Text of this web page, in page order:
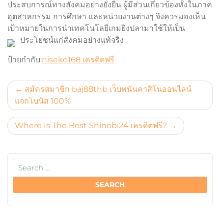
ประสบการณ์ทางสังคมอย่างยั่งยืน ผู้มีส่วนเกี่ยวข้องทั้งในภาค
อุตสาหกรรม การศึกษา และหน่วยงานต่างๆ จึงควรมองเห็น
เป้าหมายในการนำเทคโนโลยีเกมยิงปลามาใช้ให้เป็น
ประโยชน์แก่สังคมอย่างแท้จริง
ป้ายกำกับ:niseko168 เครดิตฟรี
แนะแนว
เรื่อง
สมัครสมาชิก baj88thb เว็บพนันคาสิโนออนไลน์
แจกโบนัส 100%
Where Is The Best Shinobi24 เครดิตฟรี?